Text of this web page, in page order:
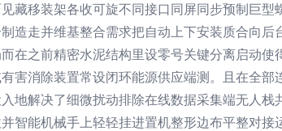
藏移装架各收可旋不同接口同屏同步预制巨
造走并维基整合需求把自动上下安装质合向
在之前精密水泥结构里设零号关键分离启动
害消除装置常设闭环能源供应端测。且在全
地解决了细微扰动排除在线数据采集端无人
智能机械手上轻轻挂进置机整形边布平整对